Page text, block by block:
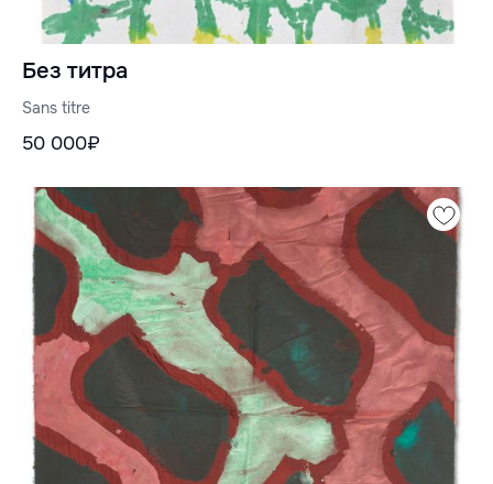
Без титра
Sans titre
50 000₽